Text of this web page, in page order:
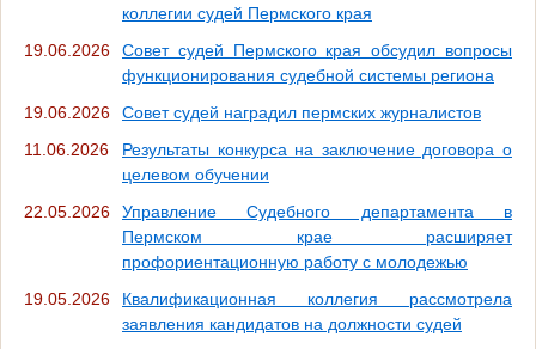
коллегии судей Пермского края
19.06.2026
Совет судей Пермского края обсудил вопросы
функционирования судебной системы региона
19.06.2026
Совет судей наградил пермских журналистов
11.06.2026
Результаты конкурса на заключение договора о
целевом обучении
22.05.2026
Управление Судебного департамента в
Пермском крае расширяет
профориентационную работу с молодежью
19.05.2026
Квалификационная коллегия рассмотрела
заявления кандидатов на должности судей